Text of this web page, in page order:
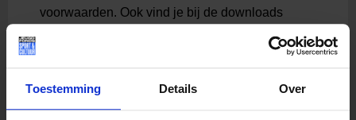
Toestemming Details Over
voorwaarden. Ook vind je bij de downloads